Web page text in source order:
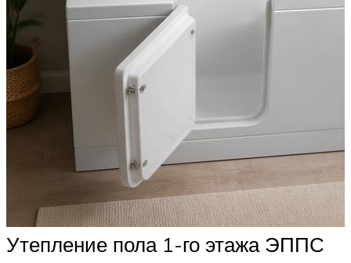
Утепление пола 1-го этажа ЭППС